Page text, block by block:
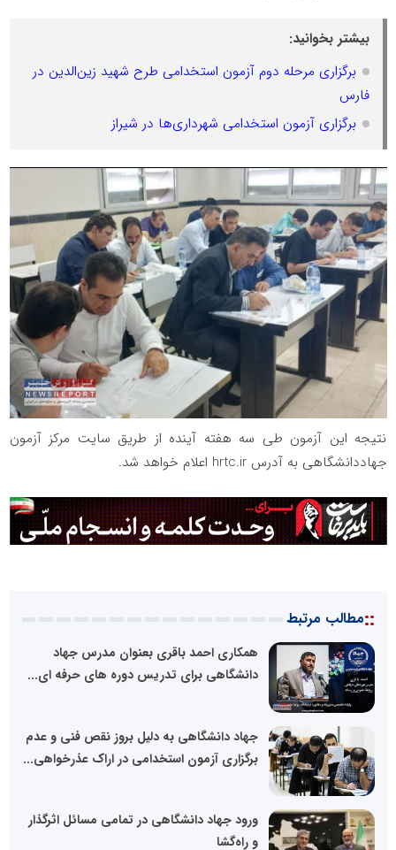
بیشتر بخوانید:
برگزاری مرحله دوم آزمون استخدامی طرح شهید زین‌الدین در
فارس
برگزاری آزمون استخدامی شهرداری‌ها در شیراز
نتیجه این آزمون طی سه هفته آینده از طریق سایت مرکز آزمون
جهاددانشگاهی به آدرس hrtc.ir اعلام خواهد شد.
::مطالب مرتبط
همکاری احمد باقری بعنوان مدرس جهاد
دانشگاهی برای تدریس دوره های حرفه ای...
جهاد دانشگاهی به دلیل بروز نقص فنی و عدم
برگزاری آزمون استخدامی در اراک عذرخواهی...
ورود جهاد دانشگاهی در تمامی مسائل اثرگذار
و راه‌گشا